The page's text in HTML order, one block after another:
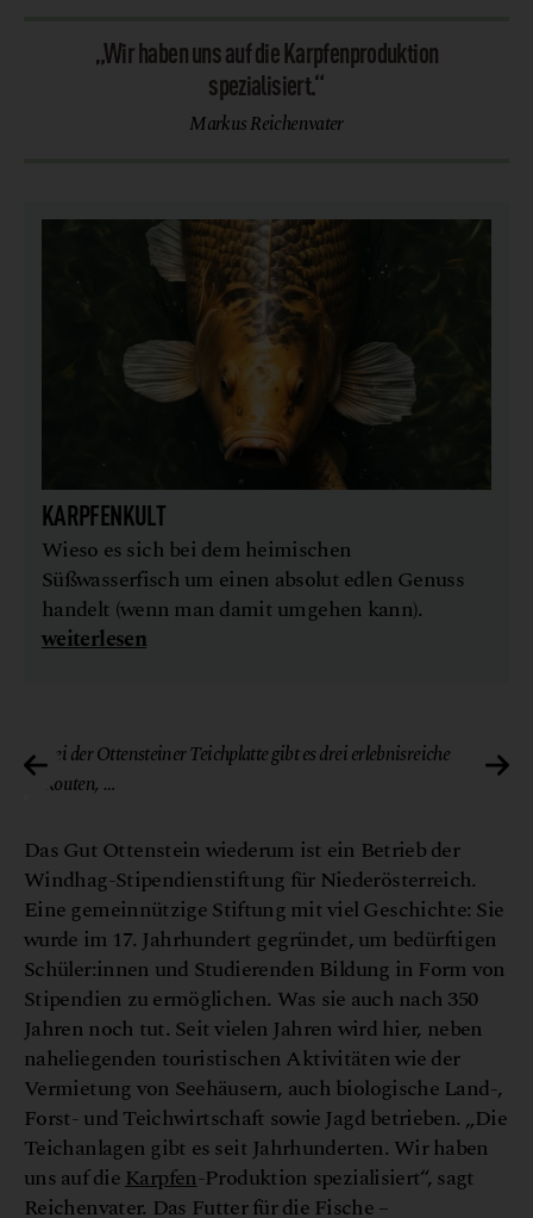
„Wir haben uns auf die Karpfenproduktion
spezialisiert.“
Markus Reichenvater
KARPFENKULT
Wieso es sich bei dem heimischen
Süßwasserfisch um einen absolut edlen Genuss
handelt (wenn man damit umgehen kann).
weiterlesen
Bei der Ottensteiner Teichplatte gibt es drei erlebnisreiche
Routen, …
Das Gut Ottenstein wiederum ist ein Betrieb der
Windhag-Stipendienstiftung für Niederösterreich.
Eine gemeinnützige Stiftung mit viel Geschichte: Sie
wurde im 17. Jahrhundert gegründet, um bedürftigen
Schüler:innen und Studierenden Bildung in Form von
Stipendien zu ermöglichen. Was sie auch nach 350
Jahren noch tut. Seit vielen Jahren wird hier, neben
naheliegenden touristischen Aktivitäten wie der
Vermietung von Seehäusern, auch biologische Land-,
Forst- und Teichwirtschaft sowie Jagd betrieben. „Die
Teichanlagen gibt es seit Jahrhunderten. Wir haben
uns auf dieKarpfen-Produktion spezialisiert“, sagt
Reichenvater. Das Futter für die Fische –